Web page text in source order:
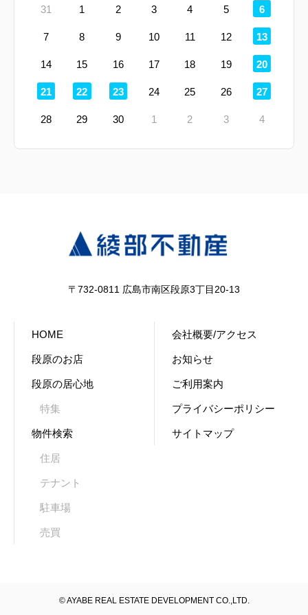
31 1 2 3 4 5 6
定
休
日
7 8 9 10 11 12 13
定
休
日
14 15 16 17 18 19 20
定
休
日
21
定
休
日
22
定
休
日
23
定
休
日
24 25 26 27
定
休
日
28 29 30 1 2 3 4
〒732-0811 広島市南区段原3丁目20-13
HOME
段原のお店
段原の居心地
特集
物件検索
住居
テナント
駐車場
売買
会社概要/アクセス
お知らせ
ご利用案内
プライバシーポリシー
サイトマップ
© AYABE REAL ESTATE DEVELOPMENT CO.,LTD.